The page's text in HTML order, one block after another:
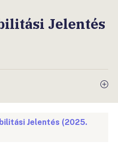
Jelentés
Jelentés (2025.